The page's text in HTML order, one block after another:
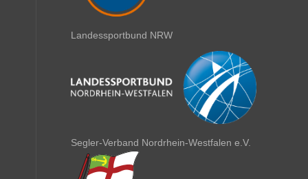
Landessportbund NRW
Segler-Verband Nordrhein-Westfalen e.V.